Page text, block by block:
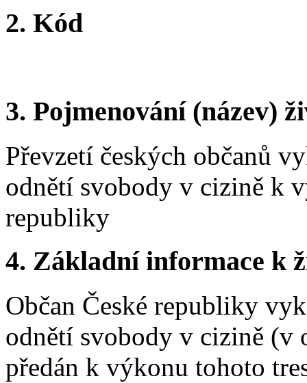
2. Kód
3. Pojmenování (název)
Převzetí českých občanů
odnětí svobody v cizině k
republiky
4. Základní informace k
Občan České republiky
odnětí svobody v cizině (v
předán k výkonu tohoto